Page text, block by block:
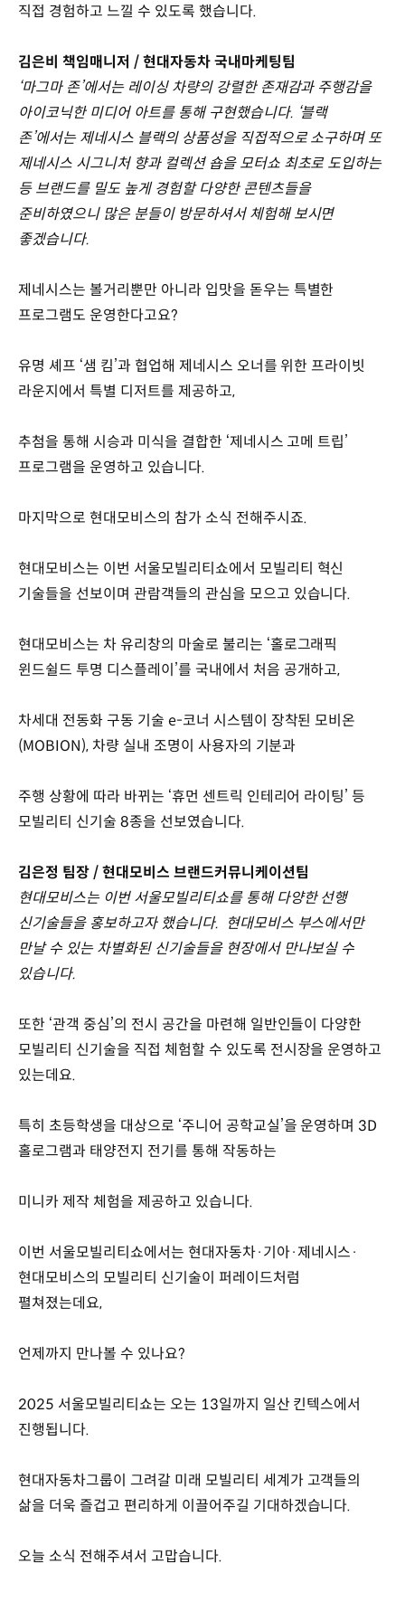
직접 경험하고 느낄 수 있도록 했습니다.
김은비 책임매니저 / 현대자동차 국내마케팅팀
‘마그마 존’에서는 레이싱 차량의 강렬한 존재감과 주행감을
아이코닉한 미디어 아트를 통해 구현했습니다. ‘블랙
존’에서는 제네시스 블랙의 상품성을 직접적으로 소구하며 또
제네시스 시그니처 향과 컬렉션 숍을 모터쇼 최초로 도입하는
등 브랜드를 밀도 높게 경험할 다양한 콘텐츠들을
준비하였으니 많은 분들이 방문하셔서 체험해 보시면
좋겠습니다.
제네시스는 볼거리뿐만 아니라 입맛을 돋우는 특별한
프로그램도 운영한다고요?
유명 셰프 ‘샘 킴’과 협업해 제네시스 오너를 위한 프라이빗
라운지에서 특별 디저트를 제공하고,
추첨을 통해 시승과 미식을 결합한 ‘제네시스 고메 트립’
프로그램을 운영하고 있습니다.
마지막으로 현대모비스의 참가 소식 전해주시죠.
현대모비스는 이번 서울모빌리티쇼에서 모빌리티 혁신
기술들을 선보이며 관람객들의 관심을 모으고 있습니다.
현대모비스는 차 유리창의 마술로 불리는 ‘홀로그래픽
윈드쉴드 투명 디스플레이’를 국내에서 처음 공개하고,
차세대 전동화 구동 기술 e-코너 시스템이 장착된 모비온
(MOBION), 차량 실내 조명이 사용자의 기분과
주행 상황에 따라 바뀌는 ‘휴먼 센트릭 인테리어 라이팅’ 등
모빌리티 신기술 8종을 선보였습니다.
김은정 팀장 / 현대모비스 브랜드커뮤니케이션팀
현대모비스는 이번 서울모빌리티쇼를 통해 다양한 선행
신기술들을 홍보하고자 했습니다. 현대모비스 부스에서만
만날 수 있는 차별화된 신기술들을 현장에서 만나보실 수
있습니다.
또한 ‘관객 중심’의 전시 공간을 마련해 일반인들이 다양한
모빌리티 신기술을 직접 체험할 수 있도록 전시장을 운영하고
있는데요.
특히 초등학생을 대상으로 ‘주니어 공학교실’을 운영하며 3D
홀로그램과 태양전지 전기를 통해 작동하는
미니카 제작 체험을 제공하고 있습니다.
이번 서울모빌리티쇼에서는 현대자동차·기아·제네시스·
현대모비스의 모빌리티 신기술이 퍼레이드처럼
펼쳐졌는데요,
언제까지 만나볼 수 있나요?
2025 서울모빌리티쇼는 오는 13일까지 일산 킨텍스에서
진행됩니다.
현대자동차그룹이 그려갈 미래 모빌리티 세계가 고객들의
삶을 더욱 즐겁고 편리하게 이끌어주길 기대하겠습니다.
오늘 소식 전해주셔서 고맙습니다.